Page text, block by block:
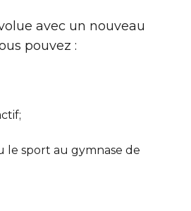
avec un nouveau
pouvez :
sport au gymnase de